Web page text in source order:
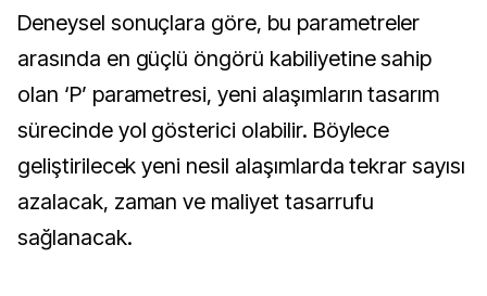
Deneysel sonuçlara göre, bu parametreler
arasında en güçlü öngörü kabiliyetine sahip
olan ‘P’ parametresi, yeni alaşımların tasarım
sürecinde yol gösterici olabilir. Böylece
geliştirilecek yeni nesil alaşımlarda tekrar sayısı
azalacak, zaman ve maliyet tasarrufu
sağlanacak.